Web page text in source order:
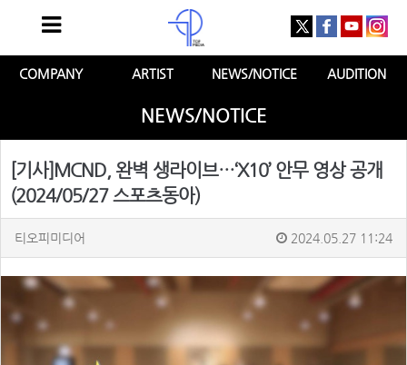
COMPANY ARTIST NEWS/NOTICE AUDITION
NEWS/NOTICE
[기사]MCND, 완벽 생라이브…‘X10’ 안무 영상 공개
(2024/05/27 스포츠동아)
티오피미디어 2024.05.27 11:24